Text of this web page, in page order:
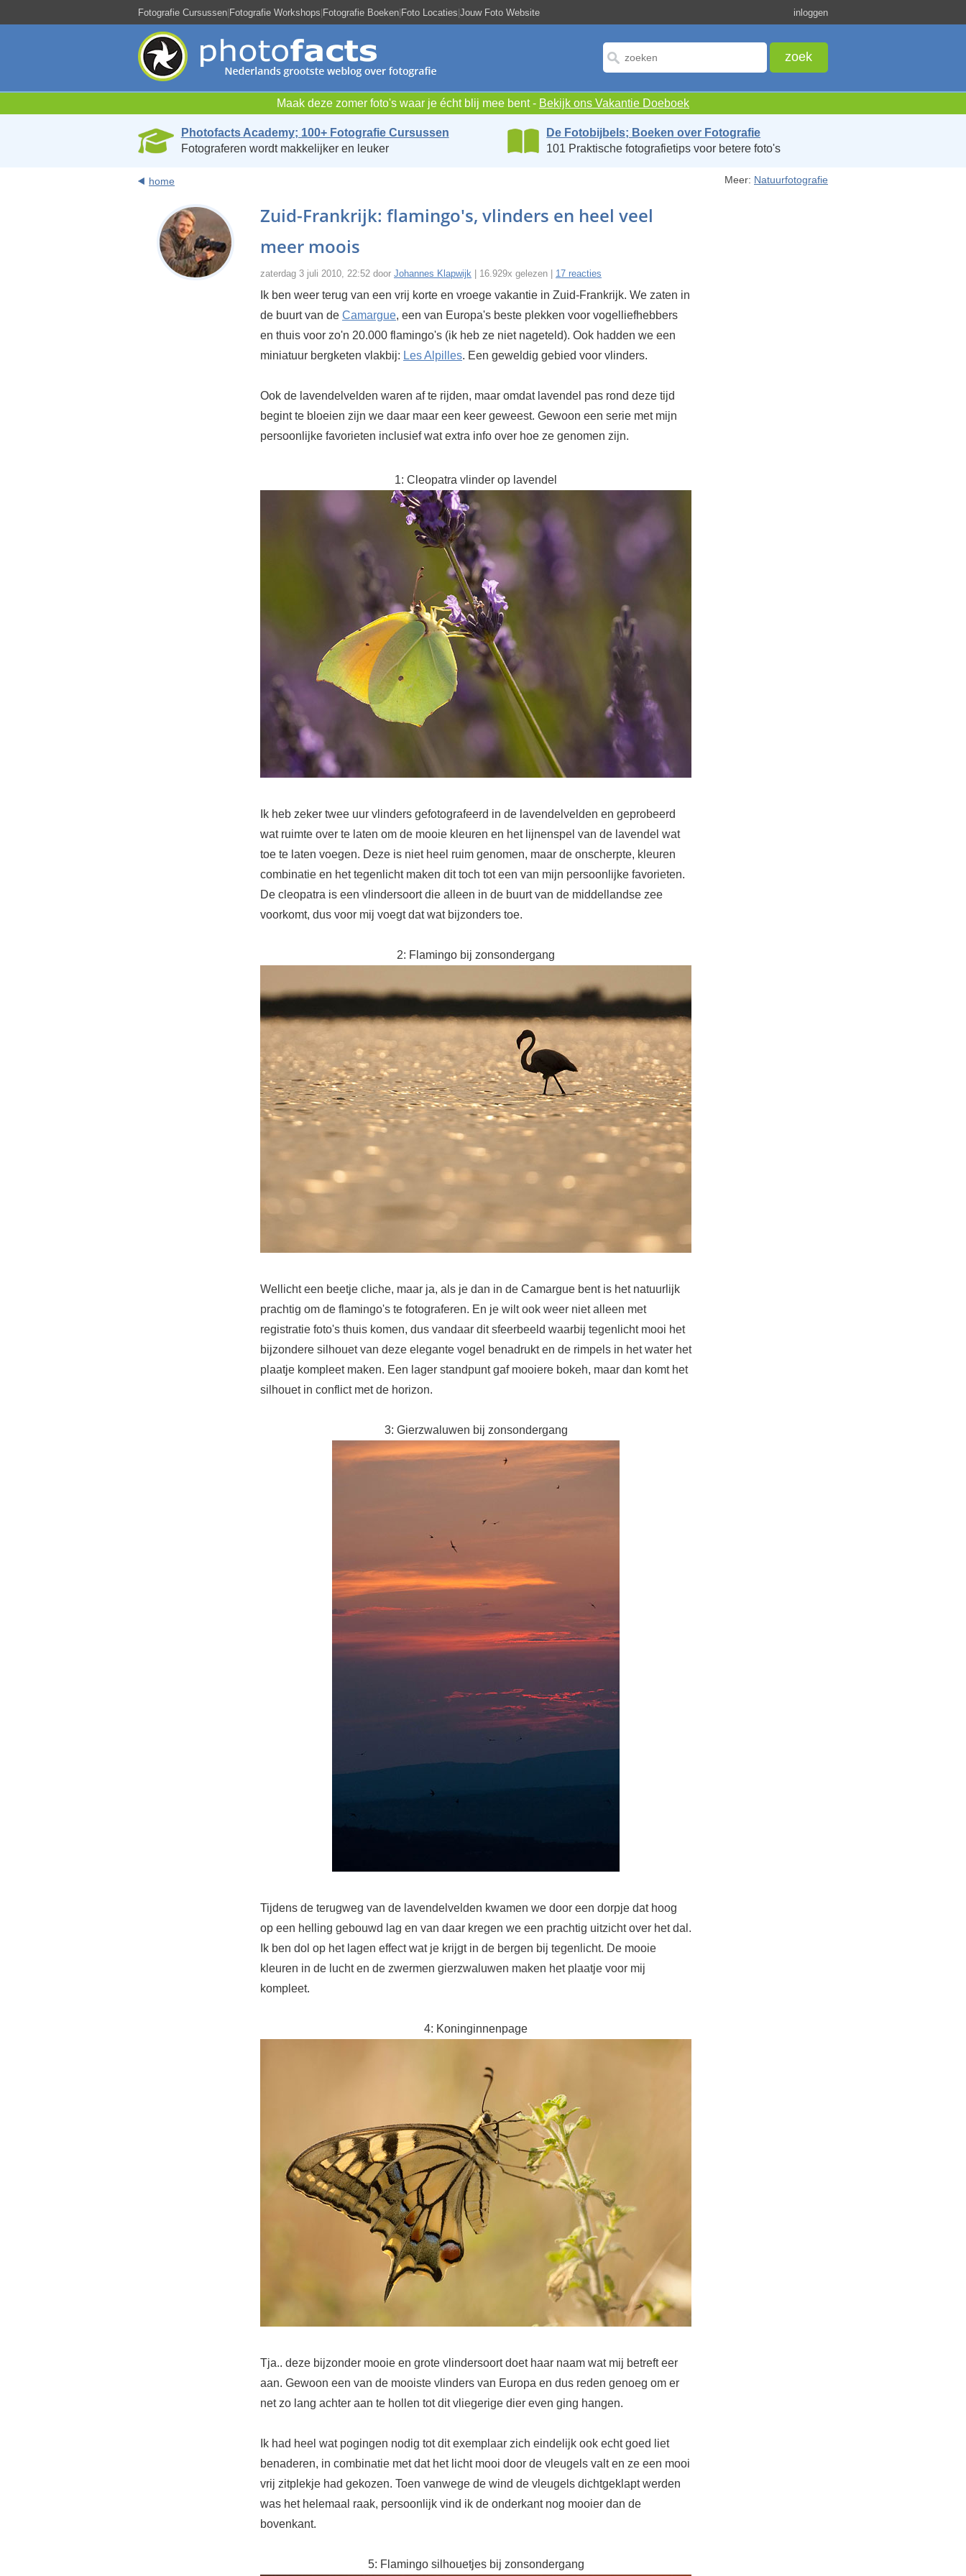
Fotografie Cursussen|Fotografie Workshops|Fotografie Boeken|Foto Locaties|Jouw Foto Website inloggen
Maak deze zomer foto's waar je écht blij mee bent - Bekijk ons Vakantie Doeboek
Photofacts Academy; 100+ Fotografie Cursussen
Fotograferen wordt makkelijker en leuker
De Fotobijbels; Boeken over Fotografie
101 Praktische fotografietips voor betere foto's
home Meer: Natuurfotografie
Zuid-Frankrijk: flamingo's, vlinders en heel veel
meer moois
zaterdag 3 juli 2010, 22:52 door Johannes Klapwijk | 16.929x gelezen | 17 reacties
Ik ben weer terug van een vrij korte en vroege vakantie in Zuid-Frankrijk. We zaten in
de buurt van de Camargue, een van Europa's beste plekken voor vogelliefhebbers
en thuis voor zo'n 20.000 flamingo's (ik heb ze niet nageteld). Ook hadden we een
miniatuur bergketen vlakbij: Les Alpilles. Een geweldig gebied voor vlinders.
Ook de lavendelvelden waren af te rijden, maar omdat lavendel pas rond deze tijd
begint te bloeien zijn we daar maar een keer geweest. Gewoon een serie met mijn
persoonlijke favorieten inclusief wat extra info over hoe ze genomen zijn.
1: Cleopatra vlinder op lavendel
Ik heb zeker twee uur vlinders gefotografeerd in de lavendelvelden en geprobeerd
wat ruimte over te laten om de mooie kleuren en het lijnenspel van de lavendel wat
toe te laten voegen. Deze is niet heel ruim genomen, maar de onscherpte, kleuren
combinatie en het tegenlicht maken dit toch tot een van mijn persoonlijke favorieten.
De cleopatra is een vlindersoort die alleen in de buurt van de middellandse zee
voorkomt, dus voor mij voegt dat wat bijzonders toe.
2: Flamingo bij zonsondergang
Wellicht een beetje cliche, maar ja, als je dan in de Camargue bent is het natuurlijk
prachtig om de flamingo's te fotograferen. En je wilt ook weer niet alleen met
registratie foto's thuis komen, dus vandaar dit sfeerbeeld waarbij tegenlicht mooi het
bijzondere silhouet van deze elegante vogel benadrukt en de rimpels in het water het
plaatje kompleet maken. Een lager standpunt gaf mooiere bokeh, maar dan komt het
silhouet in conflict met de horizon.
3: Gierzwaluwen bij zonsondergang
Tijdens de terugweg van de lavendelvelden kwamen we door een dorpje dat hoog
op een helling gebouwd lag en van daar kregen we een prachtig uitzicht over het dal.
Ik ben dol op het lagen effect wat je krijgt in de bergen bij tegenlicht. De mooie
kleuren in de lucht en de zwermen gierzwaluwen maken het plaatje voor mij
kompleet.
4: Koninginnenpage
Tja.. deze bijzonder mooie en grote vlindersoort doet haar naam wat mij betreft eer
aan. Gewoon een van de mooiste vlinders van Europa en dus reden genoeg om er
net zo lang achter aan te hollen tot dit vliegerige dier even ging hangen.
Ik had heel wat pogingen nodig tot dit exemplaar zich eindelijk ook echt goed liet
benaderen, in combinatie met dat het licht mooi door de vleugels valt en ze een mooi
vrij zitplekje had gekozen. Toen vanwege de wind de vleugels dichtgeklapt werden
was het helemaal raak, persoonlijk vind ik de onderkant nog mooier dan de
bovenkant.
5: Flamingo silhouetjes bij zonsondergang